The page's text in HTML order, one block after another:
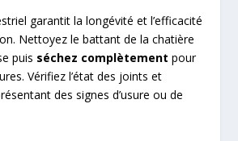
garantit la longévité et l’efficacité
Nettoyez le battant de la chatière
puis séchez complètement pour
Vérifiez l’état des joints et
des signes d’usure ou de